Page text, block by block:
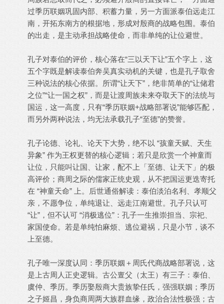
过季历联姻巩固内部、积蓄力量，另一方面派泰伯远走江
南，开拓东南方的根据地，形成对殷商的战略包围。泰伯
的出走，是主动承担战略使命，而非单纯的让位避世。
孔子对泰伯的评价，核心落在“三以天下让”五个字上，这
五个字既是解读泰伯奔吴真实动机的关键，也是孔子取舍
三种说法的核心依据。所谓“让天下”，绝非简单的“让储君
之位”“让一国之权”，而是让渡周族未来夺取天下的法统与
国运，这一高度，只有“季历联姻+战略部署说”能够匹配，
而另外两种说法，均无法承载孔子“至德”的赞誉。
孔子论德、论礼、论天下大势，绝不以 “孩童天赋、天生
异象” 作为王权更替的核心逻辑；若只是欣赏一个神童而
让位，只能叫让国、让家，配不上「至德、让天下」的极
高评价；商周之际的儒家正统史观，从不把国运更迭寄托
在 “神童天命” 上。后世通俗解读：泰伯淡泊名利、孝顺父
亲，不愿争位，单纯退让、远走江南避世。孔子只认可
“让”，但不认可 “消极逃位”：孔子一生推崇担当、宗祀、
家国使命。若是单纯怕麻烦、逃位避祸，只是小节，谈不
上至德。
孔子唯一深度认同：季历联姻＋周氏代商战略部署说，这
是上古周人正史逻辑。古公亶父（太王）有三子：泰伯、
虞仲、季历。季历娶殷商大贵族挚任氏，强强联姻；季历
之子姬昌，身负商周两大族群血缘，政治合法性极强；古